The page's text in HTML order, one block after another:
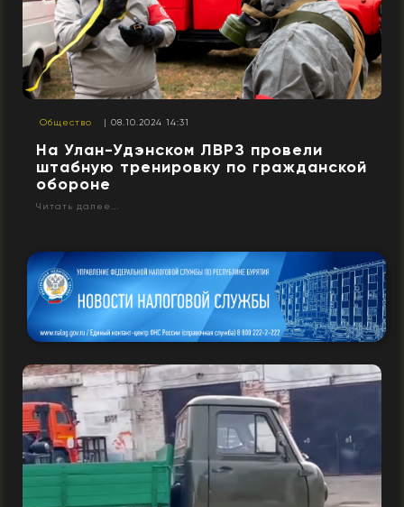
Общество | 08.10.2024 14:31
На Улан-Удэнском ЛВРЗ провели
штабную тренировку по гражданской
обороне
Читать далее...